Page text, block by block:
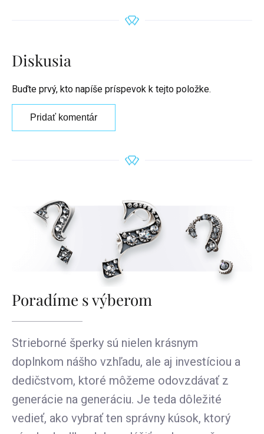
Diskusia
Buďte prvý, kto napíše príspevok k tejto položke.
Pridať komentár
Poradíme s výberom
Strieborné šperky sú nielen krásnym
doplnkom nášho vzhľadu, ale aj investíciou a
dedičstvom, ktoré môžeme odovzdávať z
generácie na generáciu. Je teda dôležité
vedieť, ako vybrať ten správny kúsok, ktorý